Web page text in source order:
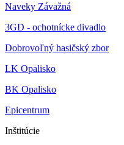
Naveky Závažná
3GD - ochotnícke divadlo
Dobrovoľný hasičský zbor
LK Opalisko
BK Opalisko
Epicentrum
Inštitúcie